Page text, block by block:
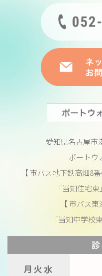
愛知県名古屋市
ポートウ
【 市バス地下鉄高畑8
「当知住宅
【 市バス
「当知中学校
月火水